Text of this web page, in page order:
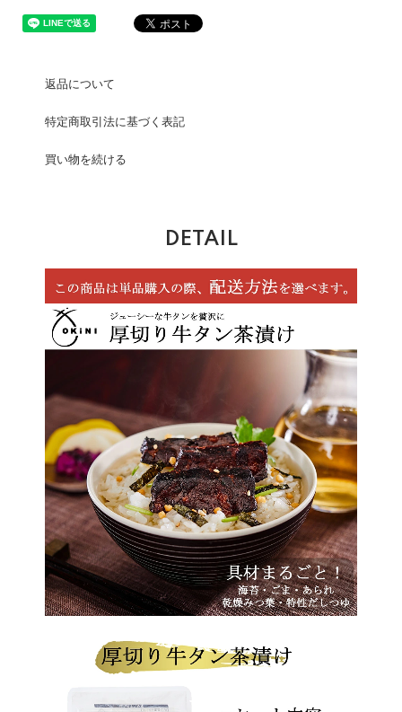
返品について
特定商取引法に基づく表記
買い物を続ける
DETAIL